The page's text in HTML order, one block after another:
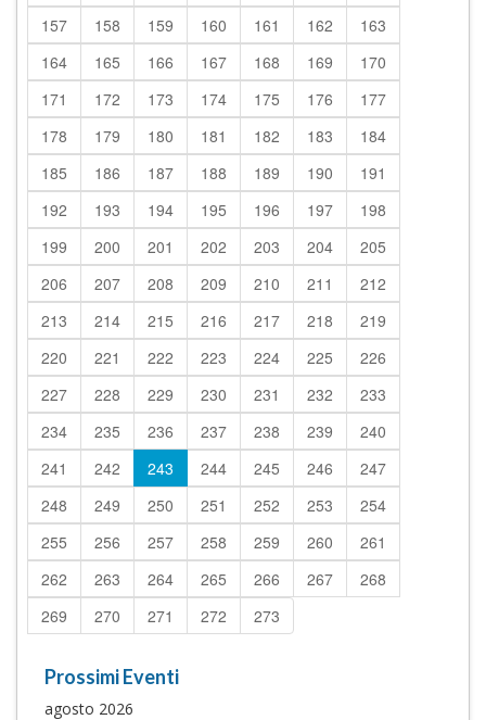
157
158 159 160 161 162
163
164
165 166 167 168 169
170
171
172 173 174 175 176
177
178
179 180 181 182 183
184
185
186 187 188 189 190
191
192
193 194 195 196 197
198
199
200 201 202 203 204
205
206
207 208 209 210 211
212
213
214 215 216 217 218
219
220
221 222 223 224 225
226
227
228 229 230 231 232
233
234
235 236 237 238 239
240
241
242 243 244 245 246
247
248
249 250 251 252 253
254
255
256 257 258 259 260
261
262
263 264 265 266 267
268
269
270 271 272 273
Prossimi Eventi
agosto 2026